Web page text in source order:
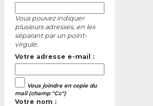
Vous pouvez indiquer
plusieurs adresses, en les
séparant par un point-
virgule.
Votre adresse e-mail :
Vous joindre en copie du
mail (champ "Cc")
Votre nom :